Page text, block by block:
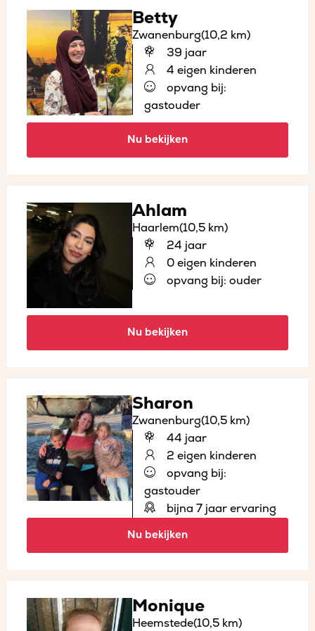
Betty
Zwanenburg(10,2 km)
39 jaar
4 eigen kinderen
opvang bij:
gastouder
Nu bekijken
Ahlam
Haarlem(10,5 km)
24 jaar
0 eigen kinderen
opvang bij: ouder
Nu bekijken
Sharon
Zwanenburg(10,5 km)
44 jaar
2 eigen kinderen
opvang bij:
gastouder
bijna 7 jaar ervaring
Nu bekijken
Monique
Heemstede(10,5 km)